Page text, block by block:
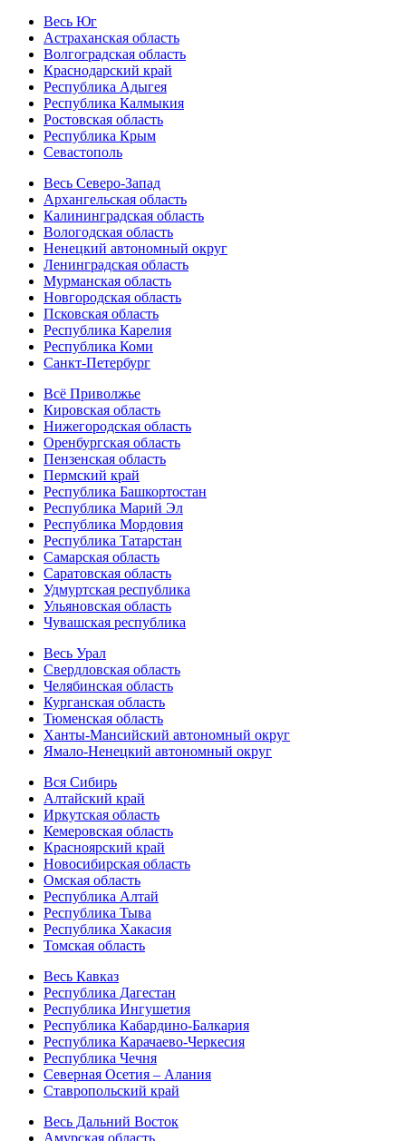
Весь Юг
Астраханская область
Волгоградская область
Краснодарский край
Республика Адыгея
Республика Калмыкия
Ростовская область
Республика Крым
Севастополь
Весь Северо-Запад
Архангельская область
Калининградская область
Вологодская область
Ненецкий автономный округ
Ленинградская область
Мурманская область
Новгородская область
Псковская область
Республика Карелия
Республика Коми
Санкт-Петербург
Всё Приволжье
Кировская область
Нижегородская область
Оренбургская область
Пензенская область
Пермский край
Республика Башкортостан
Республика Марий Эл
Республика Мордовия
Республика Татарстан
Самарская область
Саратовская область
Удмуртская республика
Ульяновская область
Чувашская республика
Весь Урал
Свердловская область
Челябинская область
Курганская область
Тюменская область
Ханты-Мансийский автономный округ
Ямало-Ненецкий автономный округ
Вся Сибирь
Алтайский край
Иркутская область
Кемеровская область
Красноярский край
Новосибирская область
Омская область
Республика Алтай
Республика Тыва
Республика Хакасия
Томская область
Весь Кавказ
Республика Дагестан
Республика Ингушетия
Республика Кабардино-Балкария
Республика Карачаево-Черкесия
Республика Чечня
Северная Осетия – Алания
Ставропольский край
Весь Дальний Восток
Амурская область